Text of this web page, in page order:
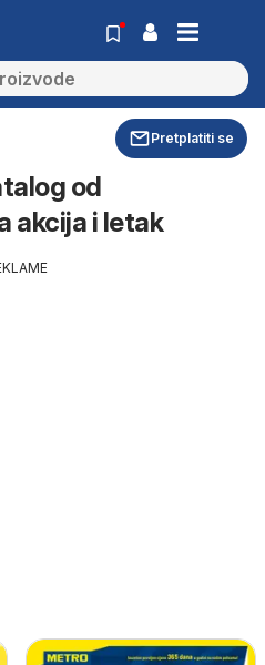
Pretplatiti se
od
akcija i letak